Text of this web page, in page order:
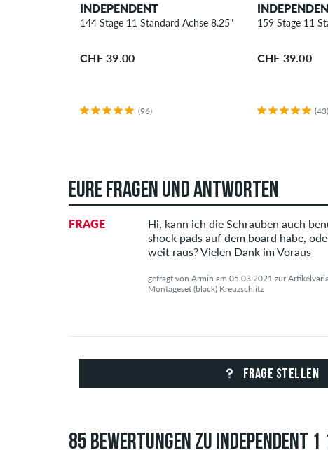
INDEPENDENT
144 Stage 11 Standard Achse 8.25"
CHF 39.00
(96)
159 Stage 11
CHF 39.00
(43)
EURE FRAGEN UND ANTWORTEN
FRAGE
Hi, kann ich die Schrauben auch
shock pads auf dem board habe,
weit raus? Vielen Dank im Voraus
gefragt von Armin am 05.03.2021 zur
Montageset (black) Kreuzschlitz
FRAGE STELLEN
85 BEWERTUNGEN ZU INDEPENDENT